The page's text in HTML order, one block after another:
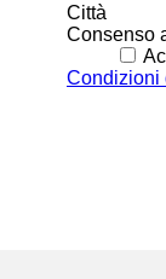
Città
Consenso
Condizioni